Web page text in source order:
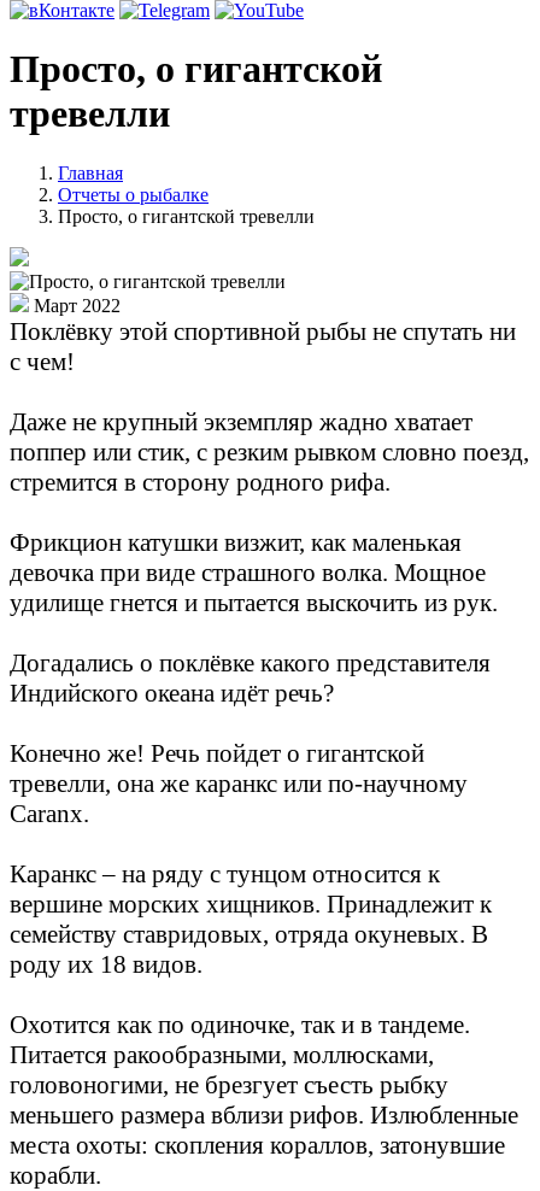
Просто, о гигантской
тревелли
Главная
Отчеты о рыбалке
Просто, о гигантской тревелли
Март 2022
Поклёвку этой спортивной рыбы не спутать ни
с чем!
Даже не крупный экземпляр жадно хватает
поппер или стик, с резким рывком словно поезд,
стремится в сторону родного рифа.
Фрикцион катушки визжит, как маленькая
девочка при виде страшного волка. Мощное
удилище гнется и пытается выскочить из рук.
Догадались о поклёвке какого представителя
Индийского океана идёт речь?
Конечно же! Речь пойдет о гигантской
тревелли, она же каранкс или по-научному
Caranx.
Каранкс – на ряду с тунцом относится к
вершине морских хищников. Принадлежит к
семейству ставридовых, отряда окуневых. В
роду их 18 видов.
Охотится как по одиночке, так и в тандеме.
Питается ракообразными, моллюсками,
головоногими, не брезгует съесть рыбку
меньшего размера вблизи рифов. Излюбленные
места охоты: скопления кораллов, затонувшие
корабли.